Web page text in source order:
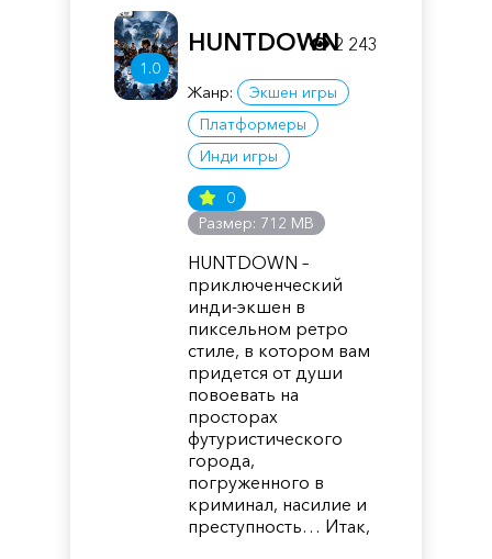
1.0
HUNTDOWN
Жанр:
Экшен игры
Платформеры
Инди игры
0
Размер: 712 MB
HUNTDOWN –
приключенческий
инди-экшен в
пиксельном ретро
стиле, в котором вам
придется от души
повоевать на
просторах
футуристического
города,
погруженного в
криминал, насилие и
преступность… Итак,
2 243